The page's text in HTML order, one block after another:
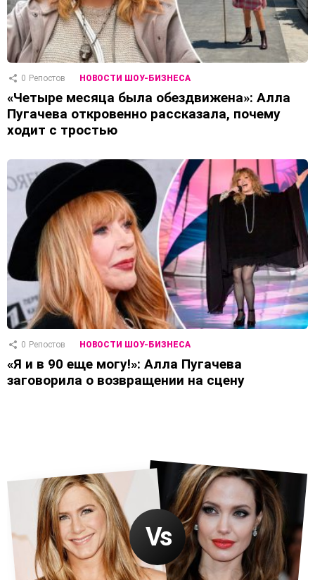
0 Репостов НОВОСТИ ШОУ-БИЗНЕСА
«Четыре месяца была обездвижена»: Алла
Пугачева откровенно рассказала, почему
ходит с тростью
0 Репостов НОВОСТИ ШОУ-БИЗНЕСА
«Я и в 90 еще могу!»: Алла Пугачева
заговорила о возвращении на сцену